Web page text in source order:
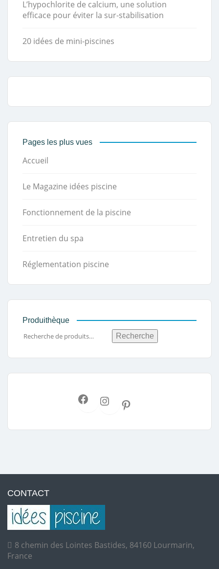
L’hypochlorite de calcium, une solution
efficace pour éviter la sur-stabilisation
20 idées de mini-piscines
Pages les plus vues
Accueil
Le Magazine idées piscine
Fonctionnement de la piscine
Entretien du spa
Réglementation piscine
Produithèque
Recherche
CONTACT
8 chemin des Lointes Bastides, 84160 Lourmarin,
France